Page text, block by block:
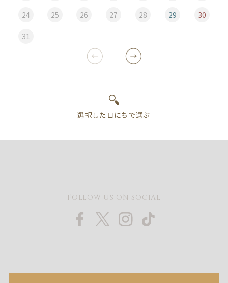
24 25 26 27 28 29 30
31
FOLLOW US ON SOCIAL